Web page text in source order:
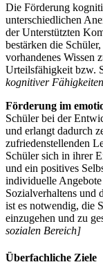
Die Förderung
unterschiedlichen
der Unterstützten
bestärken die
vorhandenes Wissen
Urteilsfähigkeit bzw.
kognitiver
Förderung im
Schüler bei der
und erlangt dadurch
zufriedenstellenden
Schüler sich in ihrer
und ein positives
individuelle
Sozialverhaltens und
ist es notwendig, die
einzugehen und zu
sozialen Bereich]
Überfachliche Ziele